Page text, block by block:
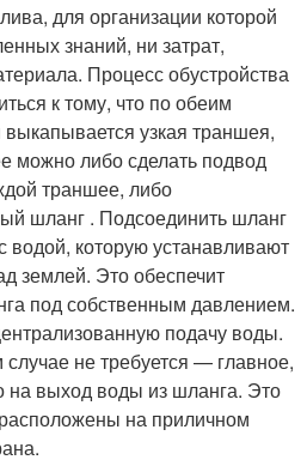
для организации которой
знаний, ни затрат,
Процесс обустройства
к тому, что по обеим
узкая траншея,
можно либо сделать подвод
траншее, либо
шланг . Подсоединить шланг
водой, которую устанавливают
землей. Это обеспечит
под собственным давлением.
подачу воды.
не требуется — главное,
на выход воды из шланга. Это
расположены на приличном